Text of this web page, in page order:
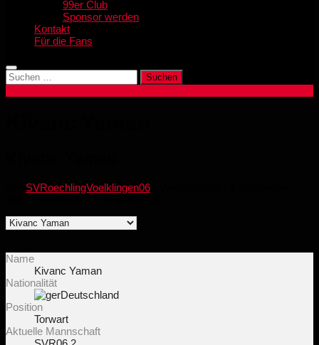
99er Club
Sponsor werden
Kontakt
Für die Fans
Suchen
nach:
SVRoechlingVoelklingen06
Name
Kivanc Yaman
Nationalität
Deutschland
Position
Torwart
Aktuelle Mannschaft